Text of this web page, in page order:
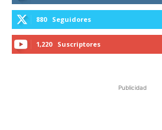
880 Seguidores
1,220 Suscriptores
Publicidad